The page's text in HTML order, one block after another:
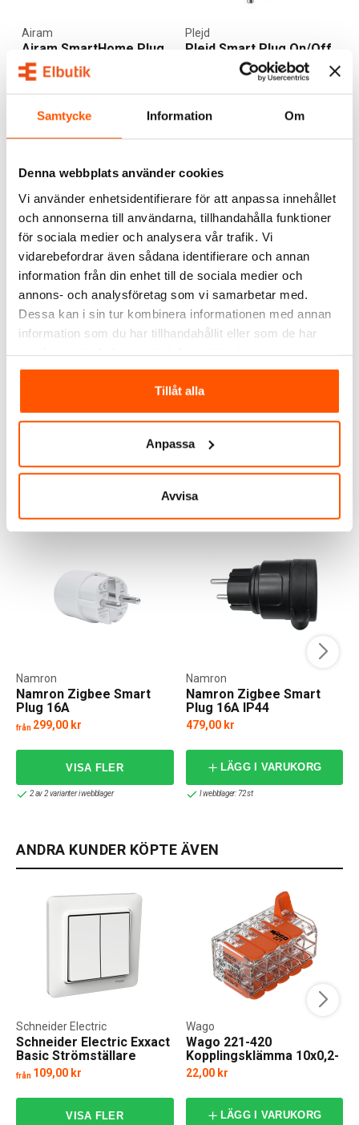
Samtycke Information Om
Denna webbplats använder cookies
Vi använder enhetsidentifierare för att anpassa innehållet
och annonserna till användarna, tillhandahålla funktioner
för sociala medier och analysera vår trafik. Vi
vidarebefordrar även sådana identifierare och annan
information från din enhet till de sociala medier och
annons- och analysföretag som vi samarbetar med.
Dessa kan i sin tur kombinera informationen med annan
information som du har tillhandahållit eller som de har
Tillåt alla
Anpassa
Avvisa
Airam SmartHome Plug
WiFi
Airam
179,00 kr
LÄGG I VARUKORG
Plejd Smart Plug On/Off
Plejd
LÄGG I VARUKORG
Namron Zigbee Smart
Namron
från299,00 kr
Plejd Gateway GWY-01-A
Plejd
768,00 kr
LÄGG I VARUKORG
ALTERNATIVA PRODUKTER
Namron Zigbee Smart
Plug 16A
Namron
från 299,00 kr
2 av 2 varianter i webblager
Namron Zigbee Smart
Plug 16A IP44
Namron
479,00 kr
LÄGG I VARUKORG
I webblager: 72 st
ANDRA KUNDER KÖPTE ÄVEN
Schneider Electric Exxact
Basic Strömställare
komplett
Schneider Electric
från 109,00 kr
Wago 221-420
Kopplingsklämma 10x0,2-
4mm²
Wago
22,00 kr
LÄGG I VARUKORG